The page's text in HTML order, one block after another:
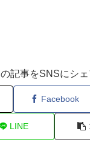
記事をSNSにシ
Facebook
LINE